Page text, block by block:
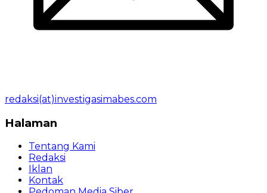
redaksi(at)investigasimabes.com
Halaman
Tentang Kami
Redaksi
Iklan
Kontak